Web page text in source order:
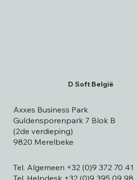
D Soft België
Axxes Business Park
Guldensporenpark 7 Blok B
(2de verdieping)
9820 Merelbeke
Tel. Algemeen +32 (0)9 372 70 41